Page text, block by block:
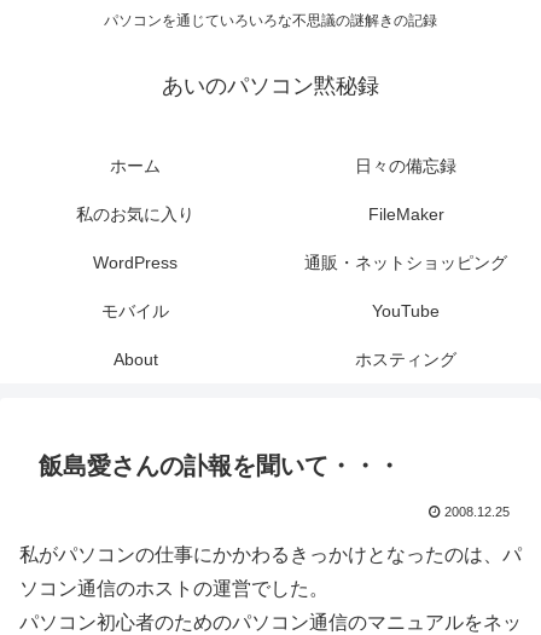
パソコンを通じていろいろな不思議の謎解きの記録
あいのパソコン黙秘録
ホーム 日々の備忘録
私のお気に入り FileMaker
WordPress 通販・ネットショッピング
モバイル YouTube
About ホスティング
飯島愛さんの訃報を聞いて・・・
2008.12.25
私がパソコンの仕事にかかわるきっかけとなったのは、パ
ソコン通信のホストの運営でした。
パソコン初心者のためのパソコン通信のマニュアルをネッ